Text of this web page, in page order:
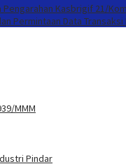
Kasbrigif 21/
Permintaan Data
MMM
Pindar